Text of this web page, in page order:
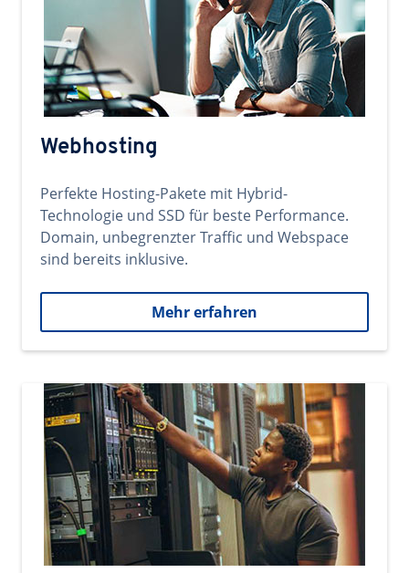
Webhosting
Perfekte Hosting-Pakete mit Hybrid-
Technologie und SSD für beste Performance.
Domain, unbegrenzter Traffic und Webspace
sind bereits inklusive.
Mehr erfahren